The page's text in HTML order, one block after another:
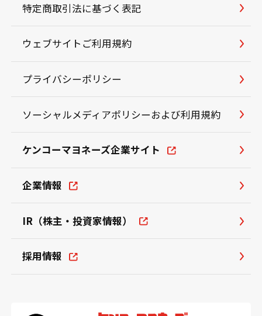
特定商取引法に基づく表記
ウェブサイトご利用規約
プライバシーポリシー
ソーシャルメディアポリシーおよび利用規約
ケンコーマヨネーズ企業サイト
企業情報
IR（株主・投資家情報）
採用情報